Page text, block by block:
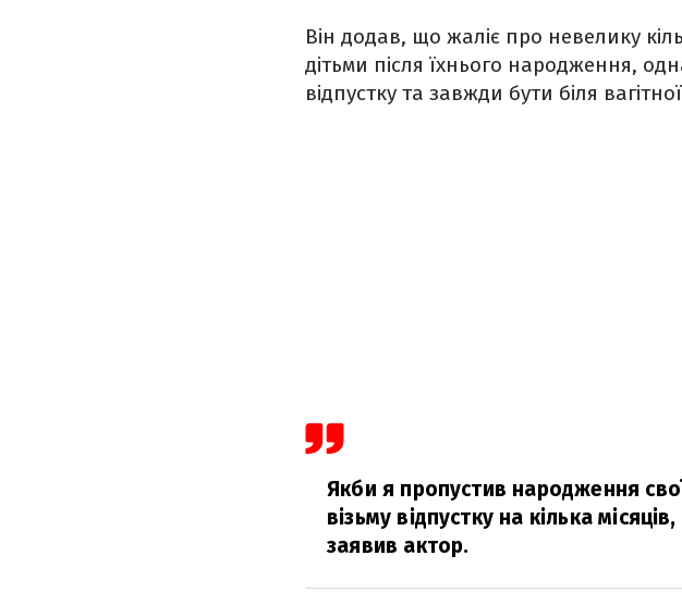
Він додав, що жаліє про невелику
дітьми після їхнього народження,
відпустку та завжди бути біля
Якби я пропустив народження
візьму відпустку на кілька
заявив актор.